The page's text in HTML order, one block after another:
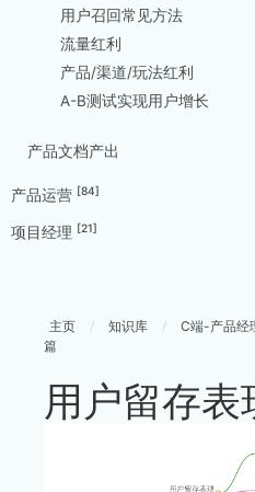
用户召回常见方法
流量红利
产品/渠道/玩法红利
A-B测试实现用户增长
产品文档产出
产品运营 [84]
项目经理 [21]
主页 / 知识库 / C端-产品经
篇
用户留存表